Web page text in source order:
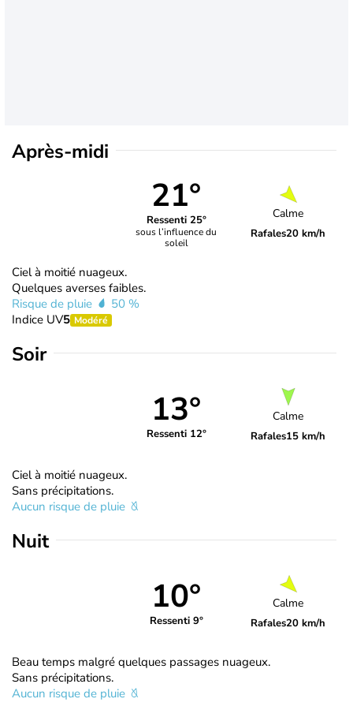
Après-midi
21°
Ressenti 25°
sous l’influence du
soleil
Calme
Rafales20 km/h
Ciel à moitié nuageux.
Quelques averses faibles.
Risque de pluie
50 %
Indice UV5 Modéré
Soir
13°
Ressenti 12°
Calme
Rafales15 km/h
Ciel à moitié nuageux.
Sans précipitations.
Aucun risque de pluie
Nuit
10°
Ressenti 9°
Calme
Rafales20 km/h
Beau temps malgré quelques passages nuageux.
Sans précipitations.
Aucun risque de pluie